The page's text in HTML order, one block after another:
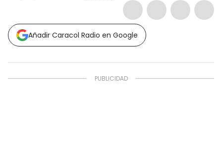
Añadir Caracol Radio en Google